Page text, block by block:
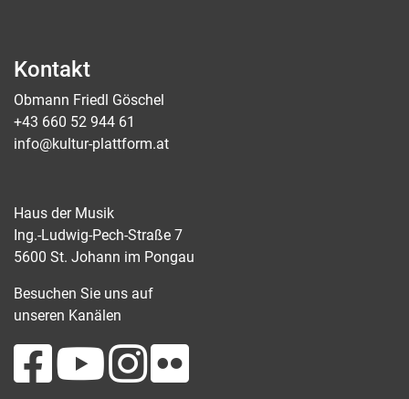
Kontakt
Obmann Friedl Göschel
+43 660 52 944 61
info@kultur-plattform.at
Haus der Musik
Ing.-Ludwig-Pech-Straße 7
5600 St. Johann im Pongau
Besuchen Sie uns auf
unseren Kanälen